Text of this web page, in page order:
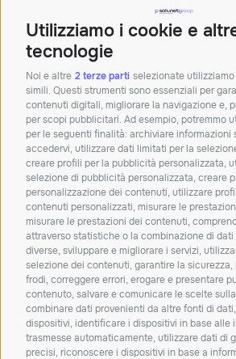
Utilizziamo i cookie e
tecnologie
Noi e altre 2 terze parti selezionate
simili. Questi strumenti sono essenziali per
contenuti digitali, migliorare la navigazione e,
per scopi pubblicitari. Ad esempio, potremmo
per le seguenti finalità: archiviare informazioni
accedervi, utilizzare dati limitati per la
creare profili per la pubblicità personalizzata,
selezione di pubblicità personalizzata, creare
personalizzazione dei contenuti, utilizzare
contenuti personalizzati, misurare le
misurare le prestazioni dei contenuti,
attraverso statistiche o la combinazione di
diverse, sviluppare e migliorare i servizi,
selezione dei contenuti, garantire la sicurezza,
frodi, correggere errori, erogare e presentare
contenuto, salvare e comunicare le scelte
combinare dati provenienti da altre fonti di
dispositivi, identificare i dispositivi in base alle
trasmesse automaticamente, utilizzare dati di
precisi, riconoscere i dispositivi in base a
Palazzina Doganale,
40010 Bentivoglio BO
Tel:+390512913011
Mail:info@solunetgroup.it
Orari: Lun – Ven 8.30 – 12.30 | 14 – 18
Iscriviti alla
newsletter!
Resta aggiornato su novità,
approfondimenti dal mondo IT.
Dichiaro di aver letto e accetto la
Carta dei serviziQualità dei servizi